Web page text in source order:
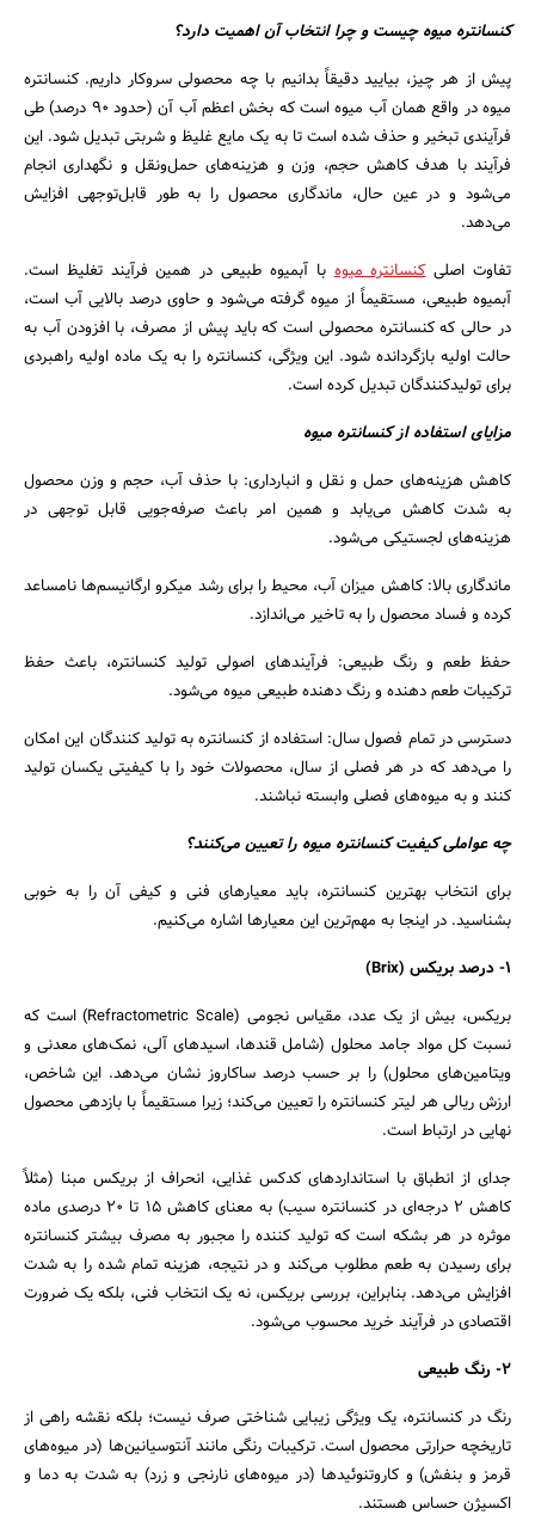
جستجو
کنسانتره میوه چیست و چرا انتخاب آن اهمیت دارد؟
پیش از هر چیز، بیایید دقیقاً بدانیم با چه محصولی سروکار داریم. کنسانتره
میوه در واقع همان آب میوه است که بخش اعظم آب آن (حدود ۹۰ درصد) طی
فرآیندی تبخیر و حذف شده است تا به یک مایع غلیظ و شربتی تبدیل شود. این
فرآیند با هدف کاهش حجم، وزن و هزینه‌های حمل‌ونقل و نگهداری انجام
می‌شود و در عین حال، ماندگاری محصول را به طور قابل‌توجهی افزایش
می‌دهد.
تفاوت اصلیکنسانتره میوهبا آبمیوه طبیعی در همین فرآیند تغلیظ است.
آبمیوه طبیعی، مستقیماً از میوه گرفته می‌شود و حاوی درصد بالایی آب است،
در حالی که کنسانتره محصولی است که باید پیش از مصرف، با افزودن آب به
حالت اولیه بازگردانده شود. این ویژگی، کنسانتره را به یک ماده اولیه راهبردی
برای تولیدکنندگان تبدیل کرده است.
مزایای استفاده از کنسانتره میوه
کاهش هزینه‌های حمل‌ و نقل و انبارداری: با حذف آب، حجم و وزن محصول
به شدت کاهش می‌یابد و همین امر باعث صرفه‌جویی قابل‌ توجهی در
هزینه‌های لجستیکی می‌شود.
ماندگاری بالا: کاهش میزان آب، محیط را برای رشد میکرو ارگانیسم‌ها نامساعد
کرده و فساد محصول را به تاخیر می‌اندازد.
حفظ طعم و رنگ طبیعی: فرآیندهای اصولی تولید کنسانتره، باعث حفظ
ترکیبات طعم‌ دهنده و رنگ‌ دهنده طبیعی میوه می‌شود.
دسترسی در تمام فصول سال: استفاده از کنسانتره به تولید کنندگان این امکان
را می‌دهد که در هر فصلی از سال، محصولات خود را با کیفیتی یکسان تولید
کنند و به میوه‌های فصلی وابسته نباشند.
چه عواملی کیفیت کنسانتره میوه را تعیین می‌کنند؟
برای انتخاب بهترین کنسانتره، باید معیارهای فنی و کیفی آن را به خوبی
بشناسید. در اینجا به مهم‌ترین این معیارها اشاره می‌کنیم.
1- درصد بریکس (Brix)
بریکس، بیش از یک عدد، مقیاس نجومی (Refractometric Scale) است که
نسبت کل مواد جامد محلول (شامل قندها، اسیدهای آلی، نمک‌های معدنی و
ویتامین‌های محلول) را بر حسب درصد ساکاروز نشان می‌دهد. این شاخص،
ارزش ریالی هر لیتر کنسانتره را تعیین می‌کند؛ زیرا مستقیماً با بازدهی محصول
نهایی در ارتباط است.
جدای از انطباق با استانداردهای کدکس غذایی، انحراف از بریکس مبنا (مثلاً
کاهش ۲ درجه‌ای در کنسانتره سیب) به معنای کاهش ۱۵ تا ۲۰ درصدی ماده
موثره در هر بشکه است که تولید کننده را مجبور به مصرف بیشتر کنسانتره
برای رسیدن به طعم مطلوب می‌کند و در نتیجه، هزینه تمام شده را به شدت
افزایش می‌دهد. بنابراین، بررسی بریکس، نه یک انتخاب فنی، بلکه یک ضرورت
اقتصادی در فرآیند خرید محسوب می‌شود.
2- رنگ طبیعی
رنگ در کنسانتره، یک ویژگی زیبایی‌ شناختی صرف نیست؛ بلکه نقشه راهی از
تاریخچه حرارتی محصول است. ترکیبات رنگی مانند آنتوسیانین‌ها (در میوه‌های
قرمز و بنفش) و کاروتنوئیدها (در میوه‌های نارنجی و زرد) به شدت به دما و
اکسیژن حساس هستند.